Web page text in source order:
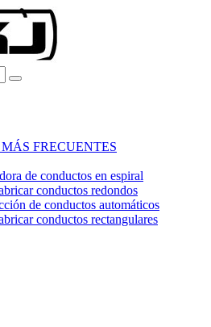
FRECUENTES
de conductos en espiral
conductos redondos
de conductos automáticos
conductos rectangulares